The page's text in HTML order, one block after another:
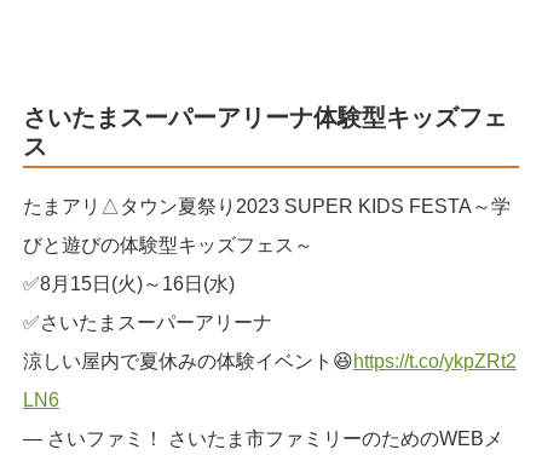
さいたまスーパーアリーナ体験型キッズフェ
ス
たまアリ△タウン夏祭り2023 SUPER KIDS FESTA～学
びと遊びの体験型キッズフェス～
✅8月15日(火)～16日(水)
✅さいたまスーパーアリーナ
涼しい屋内で夏休みの体験イベント😆https://t.co/ykpZRt2
LN6
— さいファミ！ さいたま市ファミリーのためのWEBメ